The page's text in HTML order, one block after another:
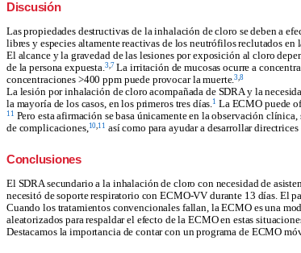
Discusión
Las propiedades destructivas de la inhalación de cloro se deben a
libres y especies altamente reactivas de los neutrófilos reclutados
El alcance y la gravedad de las lesiones por exposición al cloro
de la persona expuesta.3,7 La irritación de mucosas ocurre a
concentraciones >400 ppm puede provocar la muerte.3,8
La lesión por inhalación de cloro acompañada de SDRA y la
la mayoría de los casos, en los primeros tres días.1 La ECMO puede
11 Pero esta afirmación se basa únicamente en la observación
de complicaciones,10,11 así como para ayudar a desarrollar
Conclusiones
El SDRA secundario a la inhalación de cloro con necesidad de
necesitó de soporte respiratorio con ECMO-VV durante 13 días. El
Cuando los tratamientos convencionales fallan, la ECMO es una
aleatorizados para respaldar el efecto de la ECMO en estas
Destacamos la importancia de contar con un programa de ECMO